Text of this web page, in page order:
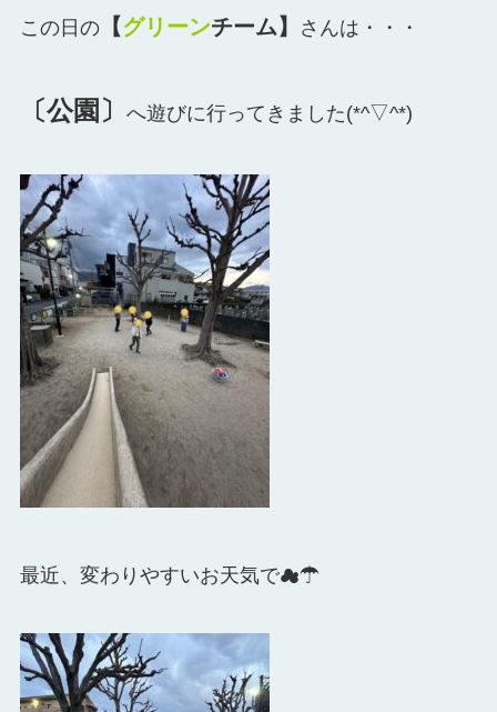
この日の【グリーンチーム】 さんは・・・
〔公園〕 へ遊びに行ってきました(*^▽^*)
最近、変わりやすいお天気で☁☂